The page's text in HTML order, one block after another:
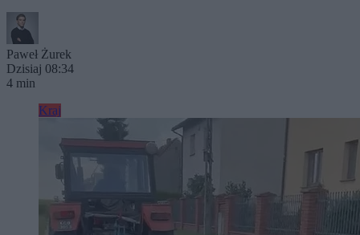
Paweł Żurek
Dzisiaj 08:34
4 min
Kraj